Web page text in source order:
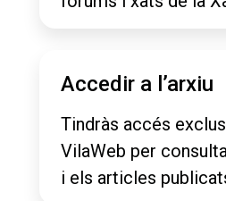
Accedir a l’arxiu
Tindràs accés
VilaWeb per
i els articles